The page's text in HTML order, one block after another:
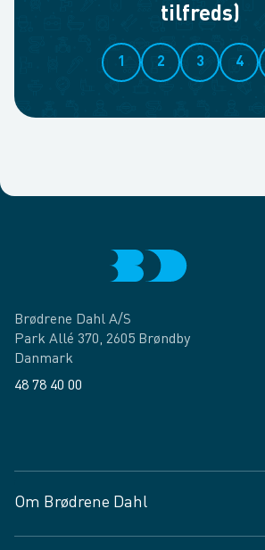
tilfreds)
1 2 3 4
Brødrene Dahl A/S
Park Allé 370, 2605 Brøndby
Danmark
48 78 40 00
Om Brødrene Dahl